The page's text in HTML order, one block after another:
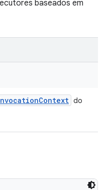
baseados em
Context do